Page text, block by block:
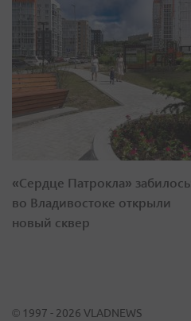
«Сердце Патрокла»
во Владивостоке открыли
новый сквер
© 1997 - 2026 VLADNEWS